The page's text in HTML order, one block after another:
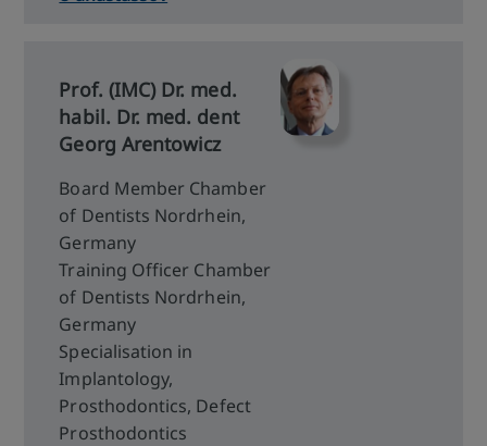
Prof. (IMC) Dr. med.
habil. Dr. med. dent
Georg Arentowicz
Board Member Chamber
of Dentists Nordrhein,
Germany
Training Officer Chamber
of Dentists Nordrhein,
Germany
Specialisation in
Implantology,
Prosthodontics, Defect
Prosthodontics